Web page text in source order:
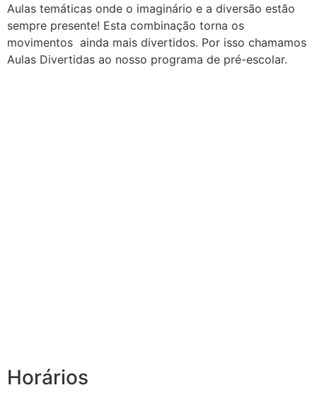
Horários
Aulas temáticas onde o imaginário e a diversão estão
sempre presente! Esta combinação torna os
movimentos ainda mais divertidos. Por isso chamamos
Aulas Divertidas ao nosso programa de pré-escolar.